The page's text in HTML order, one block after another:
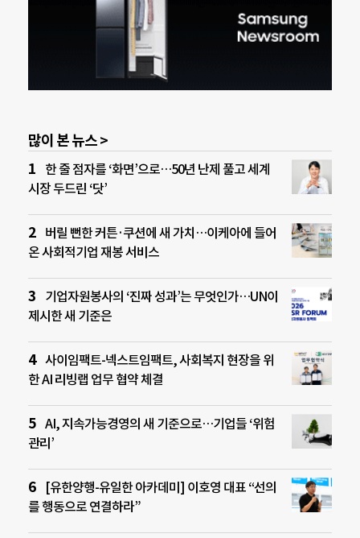
많이 본 뉴스 >
한 줄 점자를 ‘화면’으로…50년 난제 풀고 세계
시장 두드린 ‘닷’
버릴 뻔한 커튼·쿠션에 새 가치…이케아에 들어
온 사회적기업 재봉 서비스
기업자원봉사의 ‘진짜 성과’는 무엇인가…UN이
제시한 새 기준은
사이임팩트-넥스트임팩트, 사회복지 현장을 위
한 AI 리빙랩 업무 협약 체결
AI, 지속가능경영의 새 기준으로…기업들 ‘위험
관리’
[유한양행-유일한 아카데미] 이호영 대표 “선의
를 행동으로 연결하라”